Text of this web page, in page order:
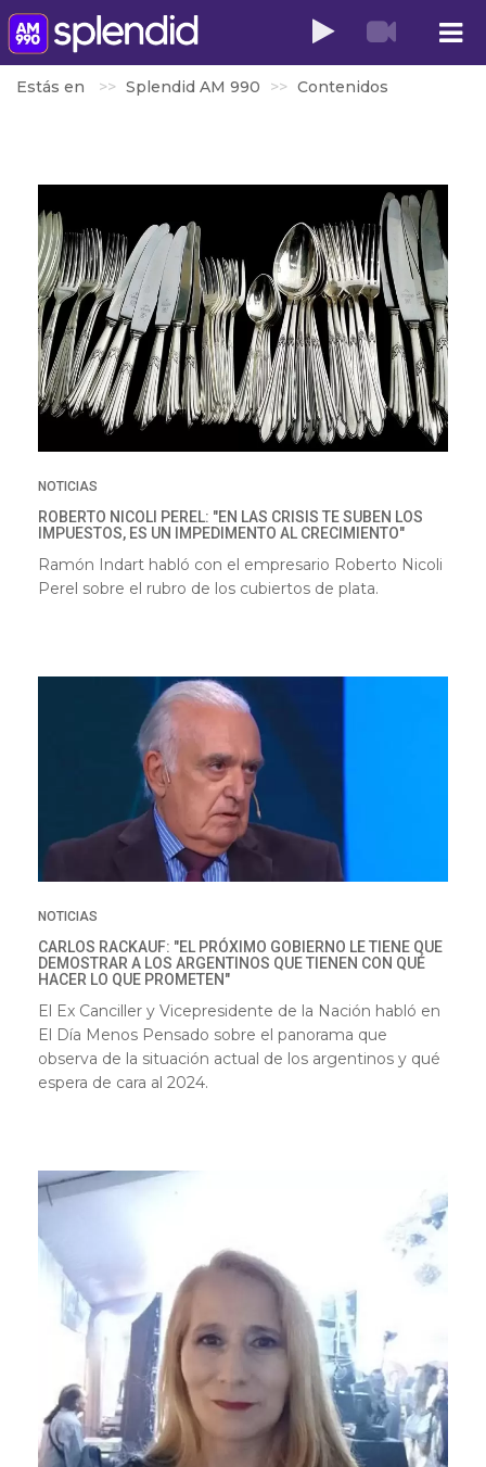
Estás en Splendid AM 990 Contenidos
NOTICIAS
ROBERTO NICOLI PEREL: "EN LAS CRISIS TE SUBEN LOS
IMPUESTOS, ES UN IMPEDIMENTO AL CRECIMIENTO"
Ramón Indart habló con el empresario Roberto Nicoli
Perel sobre el rubro de los cubiertos de plata.
NOTICIAS
CARLOS RACKAUF: "EL PRÓXIMO GOBIERNO LE TIENE QUE
DEMOSTRAR A LOS ARGENTINOS QUE TIENEN CON QUÉ
HACER LO QUE PROMETEN"
El Ex Canciller y Vicepresidente de la Nación habló en
El Día Menos Pensado sobre el panorama que
observa de la situación actual de los argentinos y qué
espera de cara al 2024.